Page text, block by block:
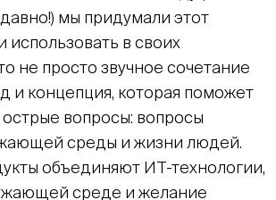
мы придумали этот
использовать в своих
не просто звучное сочетание
и концепция, которая поможет
вопросы: вопросы
среды и жизни людей.
объединяют ИТ-технологии,
среде и желание